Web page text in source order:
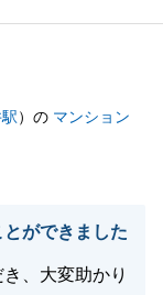
ざいました。
げます。
）の マンション
ができました
、大変助かり